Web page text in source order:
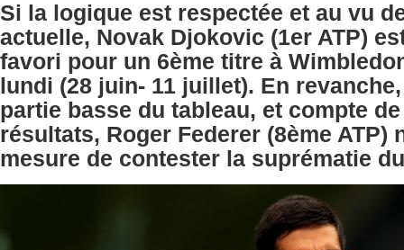
Si la logique est respectée et au vu
actuelle, Novak Djokovic (1er ATP)
favori pour un 6ème titre à
lundi (28 juin- 11 juillet). En
partie basse du tableau, et compte
résultats, Roger Federer (8ème ATP)
mesure de contester la suprématie